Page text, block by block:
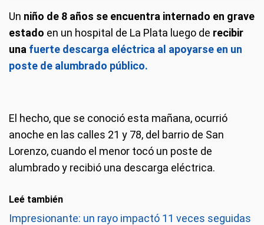
Un niño de 8 años se encuentra internado en grave
estado en un hospital de La Plata luego de recibir
una fuerte descarga eléctrica al apoyarse en un
poste de alumbrado público.
El hecho, que se conoció esta mañana, ocurrió
anoche en las calles 21 y 78, del barrio de San
Lorenzo, cuando el menor tocó un poste de
alumbrado y recibió una descarga eléctrica.
Leé también
Impresionante: un rayo impactó 11 veces seguidas